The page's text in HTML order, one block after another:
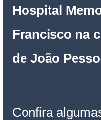
Hospital
Francisco na
de João
Confira